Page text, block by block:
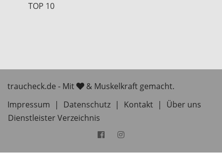
TOP 10
traucheck.de - Mit
& Muskelkraft gemacht.
Impressum
| Datenschutz | Kontakt |
Über uns
Dienstleister Verzeichnis